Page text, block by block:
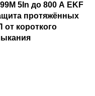
5In до 800 А EKF
протяжённых
от короткого